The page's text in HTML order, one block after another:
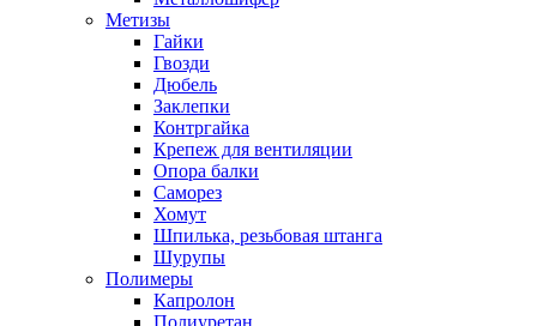
Метизы
Гайки
Гвозди
Дюбель
Заклепки
Контргайка
Крепеж для вентиляции
Опора балки
Саморез
Хомут
Шпилька, резьбовая штанга
Шурупы
Полимеры
Капролон
Полиуретан